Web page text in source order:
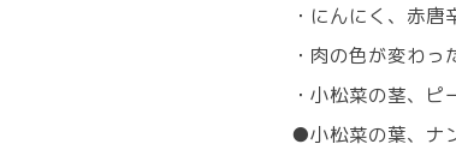
・にんにく、赤
・肉の色が変わっ
・小松菜の茎、ピ
●小松菜の葉、ナ